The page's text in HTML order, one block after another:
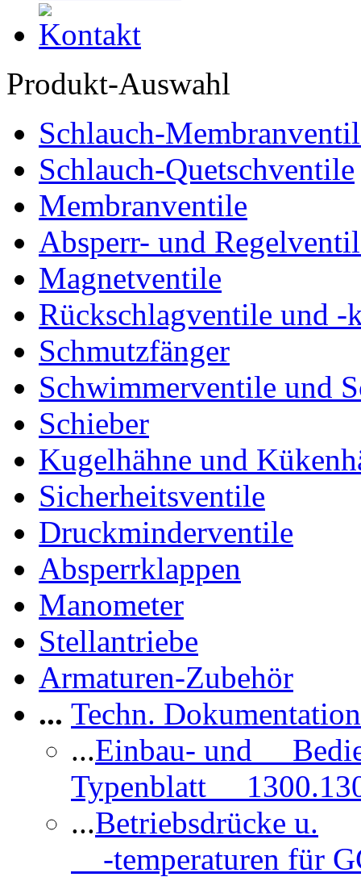
Produkt-Auswahl
Schlauch-
Schlauch-Quetschventile
Membranventile
Absperr- und
Magnetventile
Rückschlagventile und -
Schmutzfänger
Schwimmerventile und
Schieber
Kugelhähne und
Sicherheitsventile
Druckminderventile
Absperrklappen
Manometer
Stellantriebe
Armaturen-Zubehör
... Techn.
...Einbau- und
Typenblatt
...Betriebsdrücke u.
-temperaturen für